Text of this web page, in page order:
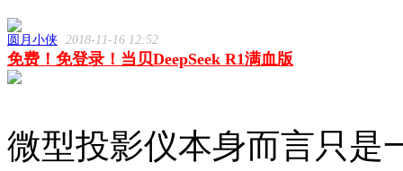
圆月小侠 2018-11-16 12:52
免费！免登录！当贝DeepSeek R1满血版
微型投影仪本身而言只是